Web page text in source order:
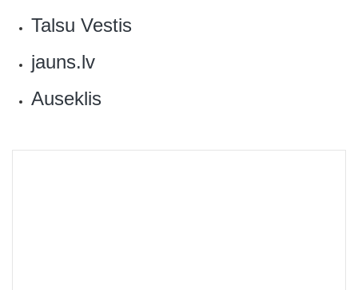
‎Talsu Vestis
jauns.lv‎
Auseklis